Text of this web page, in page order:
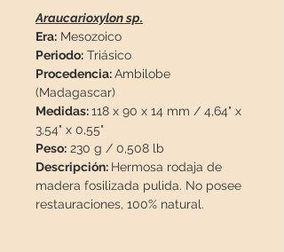
Araucarioxylon sp.
Era: Mesozoico
Periodo: Triásico
Procedencia:Ambilobe
(Madagascar)
Medidas:118 x 90 x 14 mm / 4,64" x
3,54" x 0,55"
Peso: 230 g / 0,508 lb
Descripción: Hermosa rodaja de
madera fosilizada pulida. No posee
restauraciones, 100% natural.